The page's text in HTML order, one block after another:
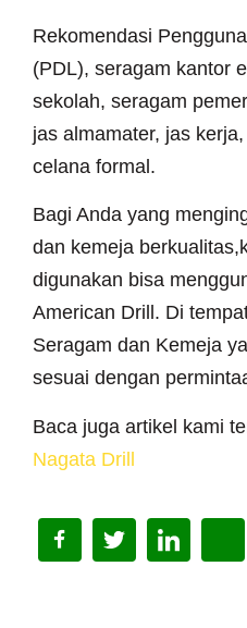
Rekomendasi
(PDL), seragam kantor
sekolah, seragam
jas almamater, jas
celana formal.
Bagi Anda yang
dan kemeja
digunakan bisa
American Drill. Di
Seragam dan Kemeja
sesuai dengan
Baca juga artikel kami
Nagata Drill